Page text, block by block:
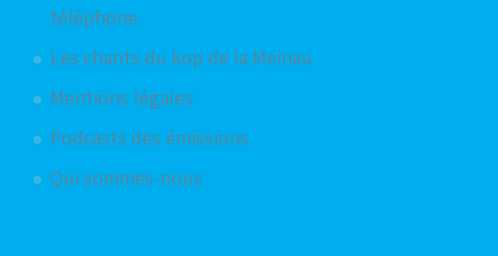
téléphone
Les chants du kop de la Meinau
Mentions légales
Podcasts des émissions
Qui sommes-nous